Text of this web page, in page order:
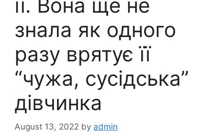
її. Вона ще не
знала як одного
разу врятує її
“чужа, сусідська”
дівчинка
August 13, 2022 by admin